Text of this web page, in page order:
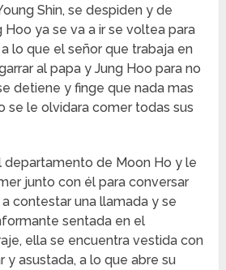
Shin, se despiden y de
Hoo ya se va a ir se voltea para
lo que el señor que trabaja en
al papa y Jung Hoo para no
detiene y finge que nada mas
se le olvidara comer todas sus
departamento de Moon Ho y le
junto con él para conversar
contestar una llamada y se
sentada en el
ella se encuentra vestida con
y asustada, a lo que abre su